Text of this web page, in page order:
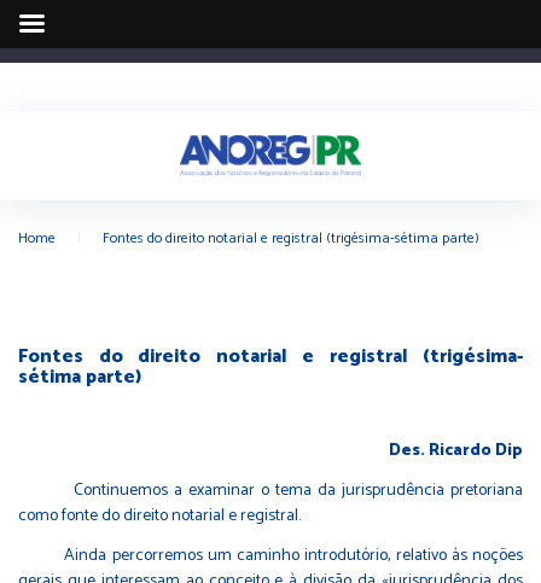
Home Fontes do direito notarial e registral (trigésima-sétima parte)
Fontes do direito notarial e registral (trigésima-
sétima parte)
Des. Ricardo Dip
Continuemos a examinar o tema da jurisprudência pretoriana
como fonte do direito notarial e registral.
Ainda percorremos um caminho introdutório, relativo às noções